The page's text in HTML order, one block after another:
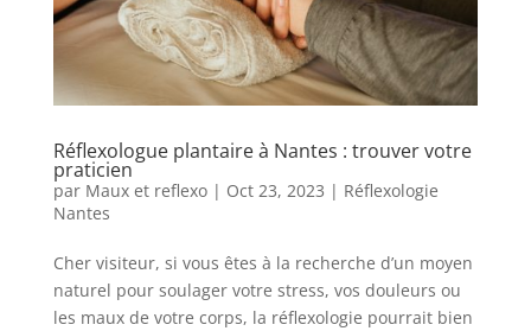
Réflexologue plantaire à Nantes : trouver votre
praticien
par Maux et reflexo| Oct 23, 2023 | Réflexologie
Nantes
Cher visiteur, si vous êtes à la recherche d’un moyen
naturel pour soulager votre stress, vos douleurs ou
les maux de votre corps, la réflexologie pourrait bien